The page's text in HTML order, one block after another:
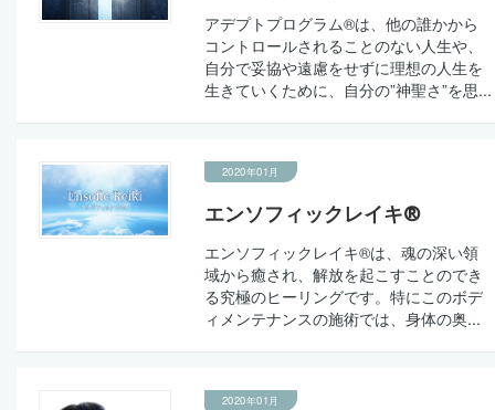
アデプトプログラム®は、他の誰かから
コントロールされることのない人生や、
自分で妥協や遠慮をせずに理想の人生を
生きていくために、自分の”神聖さ”を思...
2020年01月
エンソフィックレイキ®
エンソフィックレイキ®は、魂の深い領
域から癒され、解放を起こすことのでき
る究極のヒーリングです。特にこのボデ
ィメンテナンスの施術では、身体の奥...
2020年01月